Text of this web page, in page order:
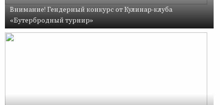
Внимание! Гендерный конкурс от Кулинар-клуба
«Бутербродный турнир»